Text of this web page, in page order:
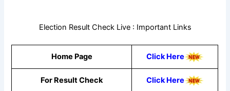
Election Result Check Live : Important Links
Home Page Click Here
For Result Check Click Here